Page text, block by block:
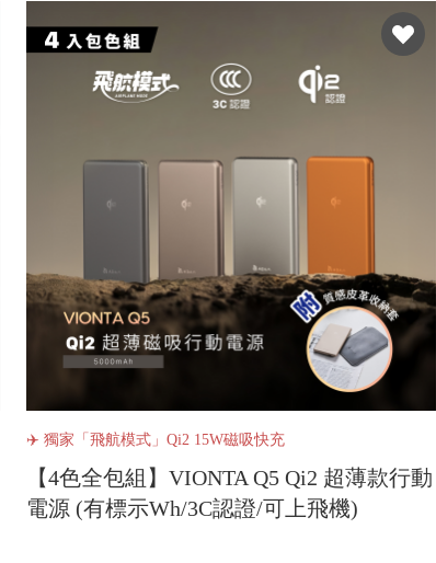
✈️ 獨家「飛航模式」Qi2 15W磁吸快充
【4色全包組】VIONTA Q5 Qi2 超薄款行動
電源 (有標示Wh/3C認證/可上飛機)